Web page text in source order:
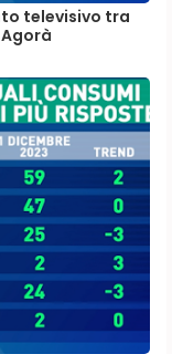
televisivo tra